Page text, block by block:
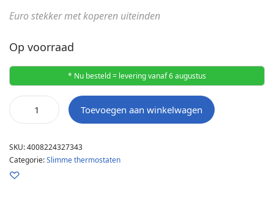
Euro stekker met koperen uiteinden
Op voorraad
* Nu besteld = levering vanaf 6 augustus
Toevoegen aan winkelwagen
SKU:4008224327343
Categorie:Slimme thermostaten